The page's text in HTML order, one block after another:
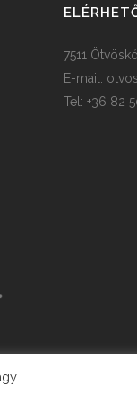
7511
E-mail:
Tel: +36 82